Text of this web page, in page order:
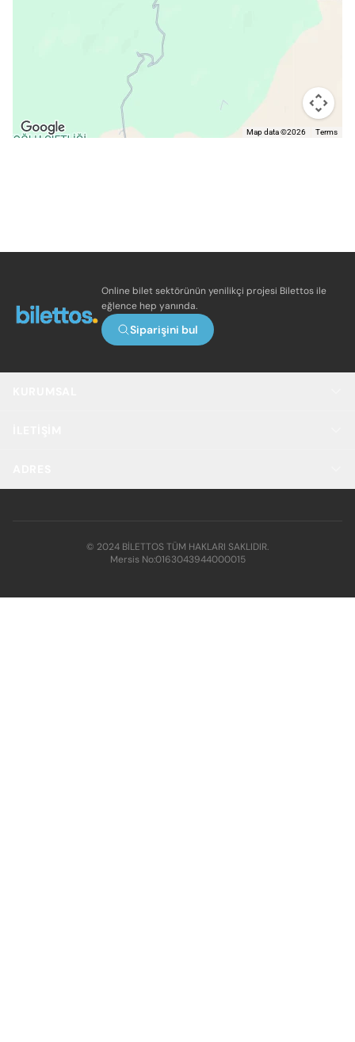
Map data ©2026 Terms
Online bilet sektörünün yenilikçi projesi Bilettos ile
eğlence hep yanında.
Siparişini bul
© 2024 BİLETTOS TÜM HAKLARI SAKLIDIR.
Mersis No:0163043944000015